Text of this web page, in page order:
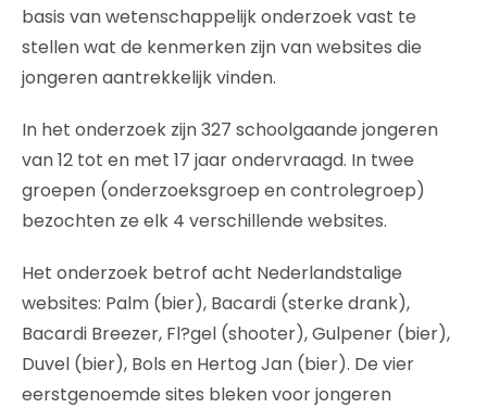
basis van wetenschappelijk onderzoek vast te
stellen wat de kenmerken zijn van websites die
jongeren aantrekkelijk vinden.
In het onderzoek zijn 327 schoolgaande jongeren
van 12 tot en met 17 jaar ondervraagd. In twee
groepen (onderzoeksgroep en controlegroep)
bezochten ze elk 4 verschillende websites.
Het onderzoek betrof acht Nederlandstalige
websites: Palm (bier), Bacardi (sterke drank),
Bacardi Breezer, Fl?gel (shooter), Gulpener (bier),
Duvel (bier), Bols en Hertog Jan (bier). De vier
eerstgenoemde sites bleken voor jongeren